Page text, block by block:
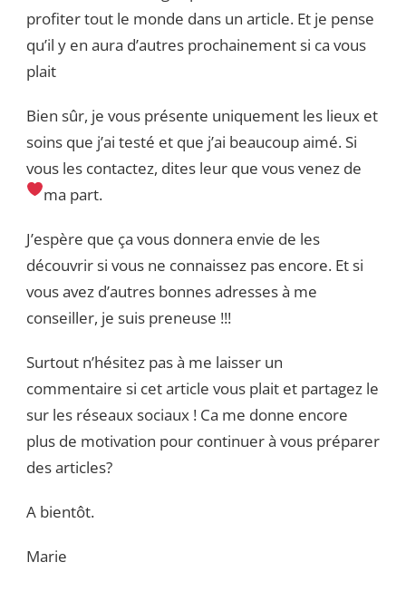
profiter tout le monde dans un article. Et je pense
qu’il y en aura d’autres prochainement si ca vous
plait
Bien sûr, je vous présente uniquement les lieux et
soins que j’ai testé et que j’ai beaucoup aimé. Si
vous les contactez, dites leur que vous venez de
ma part.
J’espère que ça vous donnera envie de les
découvrir si vous ne connaissez pas encore. Et si
vous avez d’autres bonnes adresses à me
conseiller, je suis preneuse !!!
Surtout n’hésitez pas à me laisser un
commentaire si cet article vous plait et partagez le
sur les réseaux sociaux ! Ca me donne encore
plus de motivation pour continuer à vous préparer
des articles?
A bientôt.
Marie